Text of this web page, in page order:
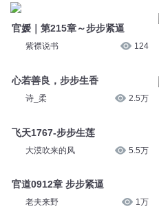
官媛｜第215章～步步紧逼
紫襟说书 124
心若善良，步步生香
诗_柔 2.5万
飞天1767-步步生莲
大漠吹来的风 5.5万
官道0912章 步步紧逼
老夫来野 1万